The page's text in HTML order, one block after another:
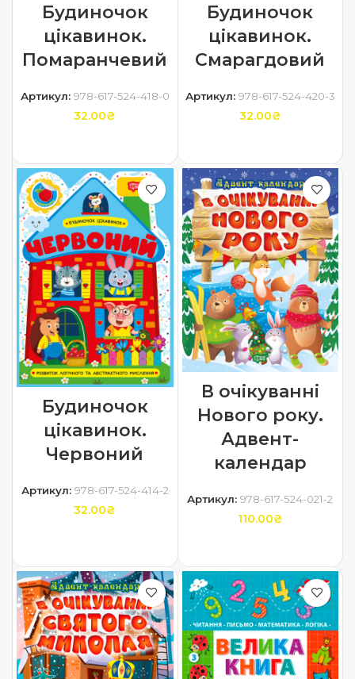
Будиночок
цікавинок.
Помаранчевий
Артикул: 978-617-524-418-0
32.00₴
Будиночок
цікавинок.
Смарагдовий
Артикул: 978-617-524-420-3
32.00₴
Будиночок
цікавинок.
Червоний
Артикул: 978-617-524-414-2
32.00₴
В очікуванні
Нового року.
Адвент-
календар
Артикул:978-617-524-021-2
110.00₴